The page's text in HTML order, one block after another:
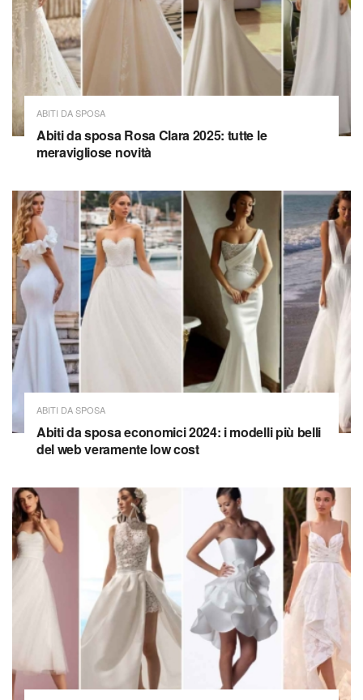
ABITI DA SPOSA
Abiti da sposa Rosa Clara 2025: tutte le
meravigliose novità
ABITI DA SPOSA
Abiti da sposa economici 2024: i modelli più belli
del web veramente low cost